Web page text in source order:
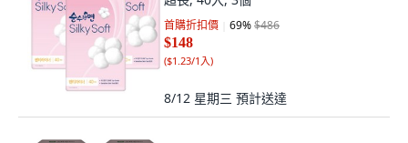
首購折扣價 69%$486
$148
($1.23/1入)
8/12 星期三 預計送達